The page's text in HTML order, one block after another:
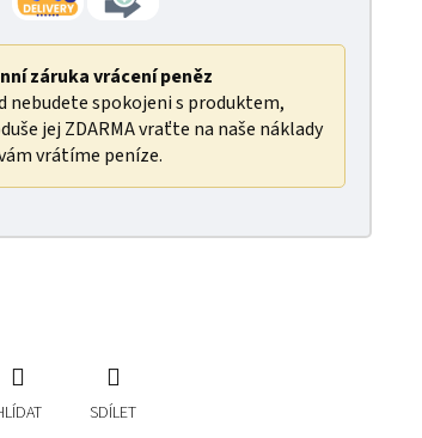
záruka vrácení peněz
nebudete spokojeni s produktem,
jej ZDARMA vraťte na naše náklady
vrátíme peníze.
SDÍLET